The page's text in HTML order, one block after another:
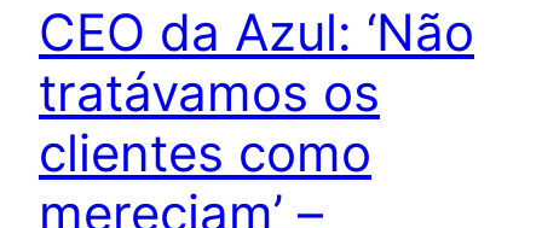
CEO da Azul: ‘Não
tratávamos os
clientes como
mereciam’ –